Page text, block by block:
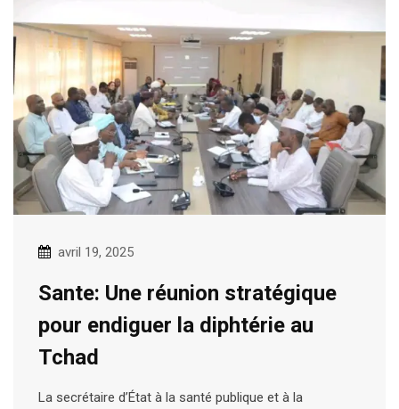
avril 19, 2025
Sante: Une réunion stratégique
pour endiguer la diphtérie au
Tchad
La secrétaire d’État à la santé publique et à la